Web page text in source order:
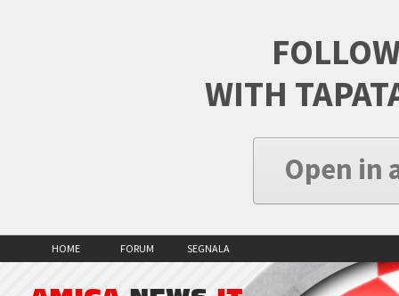
WITH
Open in
HOME FORUM SEGNALA